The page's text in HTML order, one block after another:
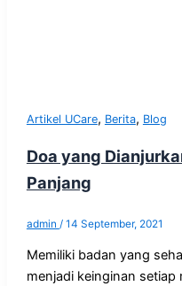
Artikel UCare, Berita, Blog
Doa yang
Panjang
admin / 14 September, 2021
Memiliki badan yang
menjadi keinginan setiap